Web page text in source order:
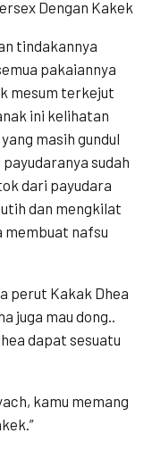
Dengan Kakek
tindakannya
pakaiannya
mesum terkejut
ini kelihatan
masih gundul
sudah
dari payudara
dan mengkilat
membuat nafsu
perut Kakak Dhea
juga mau dong..
dapat sesuatu
kamu memang